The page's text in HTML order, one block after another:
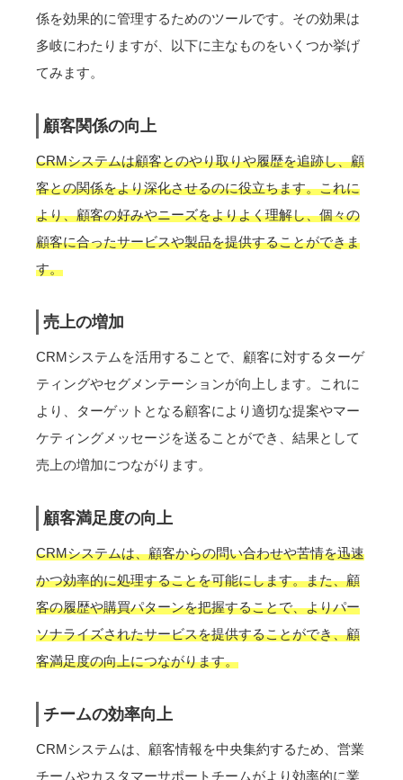
係を効果的に管理するためのツールです。その効果は
多岐にわたりますが、以下に主なものをいくつか挙げ
てみます。
顧客関係の向上
CRMシステムは顧客とのやり取りや履歴を追跡し、顧
客との関係をより深化させるのに役立ちます。これに
より、顧客の好みやニーズをよりよく理解し、個々の
顧客に合ったサービスや製品を提供することができま
す。
売上の増加
CRMシステムを活用することで、顧客に対するターゲ
ティングやセグメンテーションが向上します。これに
より、ターゲットとなる顧客により適切な提案やマー
ケティングメッセージを送ることができ、結果として
売上の増加につながります。
顧客満足度の向上
CRMシステムは、顧客からの問い合わせや苦情を迅速
かつ効率的に処理することを可能にします。また、顧
客の履歴や購買パターンを把握することで、よりパー
ソナライズされたサービスを提供することができ、顧
客満足度の向上につながります。
チームの効率向上
CRMシステムは、顧客情報を中央集約するため、営業
チームやカスタマーサポートチームがより効率的に業